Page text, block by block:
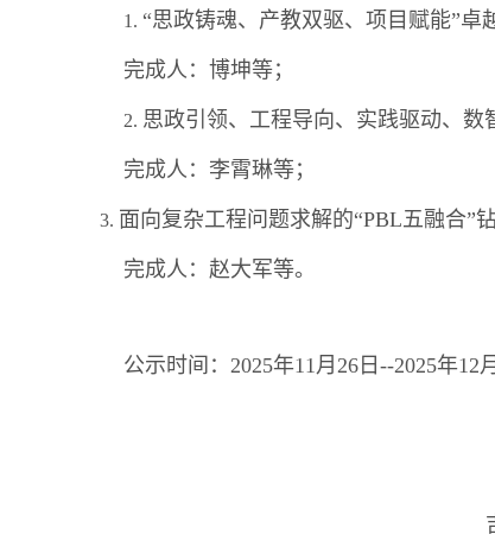
1. “思政铸魂、产教双驱、项目赋能”
完成人：博坤等；
2. 思政引领、工程导向、实践驱动、
完成人：李霄琳等；
3. 面向复杂工程问题求解的“PBL五融合”
完成人：赵大军等。
公示时间：2025年11月26日--2025年
吉林大学建设